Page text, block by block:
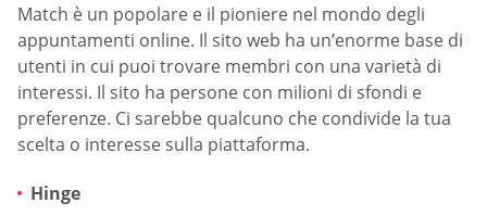
Match è un popolare e il pioniere nel mondo degli
appuntamenti online. Il sito web ha un’enorme base di
utenti in cui puoi trovare membri con una varietà di
interessi. Il sito ha persone con milioni di sfondi e
preferenze. Ci sarebbe qualcuno che condivide la tua
scelta o interesse sulla piattaforma.
Hinge